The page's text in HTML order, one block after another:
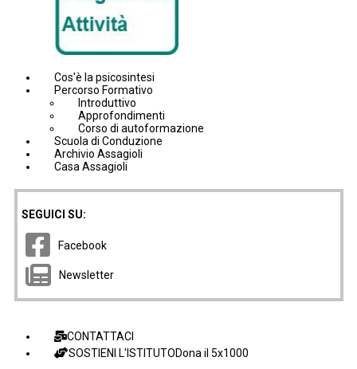
Cos'è la psicosintesi
Percorso Formativo
Introduttivo
Approfondimenti
Corso di autoformazione
Scuola di Conduzione
Archivio Assagioli
Casa Assagioli
SEGUICI SU:
Facebook
Newsletter
CONTATTACI
SOSTIENI L'ISTITUTODona il 5x1000